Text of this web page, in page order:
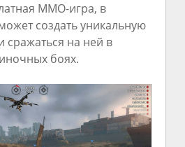
ММО-игра, в
создать уникальную
на ней в
боях.